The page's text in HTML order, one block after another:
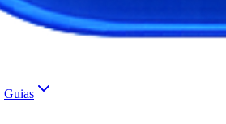
Guias